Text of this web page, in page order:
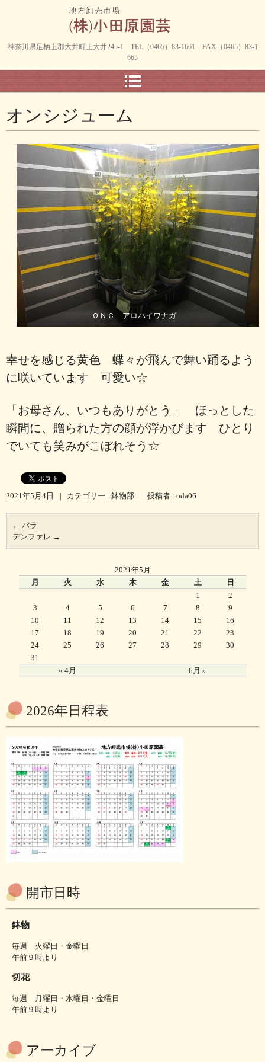
神奈川県足柄上郡大井町上大井245-1 TEL（0465）83-1661 FAX（0465）83-1
663
オンシジューム
ＯＮＣ アロハイワナガ
幸せを感じる黄色 蝶々が飛んで舞い踊るよう
に咲いています 可愛い☆
「お母さん、いつもありがとう」 ほっとした
瞬間に、贈られた方の顔が浮かびます ひとり
でいても笑みがこぼれそう☆
2021年5月4日 | カテゴリー : 鉢物部 | 投稿者 : oda06
← バラ
デンファレ →
2021年5月
月
火 水 木 金 土 日
« 4月 6月 »
1
2
3
4 5 6 7 8
9
10
11 12 13 14 15
16
17
18 19 20 21 22
23
24
25 26 27 28 29
30
31
2026年日程表
開市日時
鉢物
毎週 火曜日・金曜日
午前９時より
切花
毎週 月曜日・水曜日・金曜日
午前９時より
アーカイブ